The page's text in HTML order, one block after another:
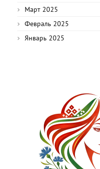
Март 2025
Февраль 2025
Январь 2025